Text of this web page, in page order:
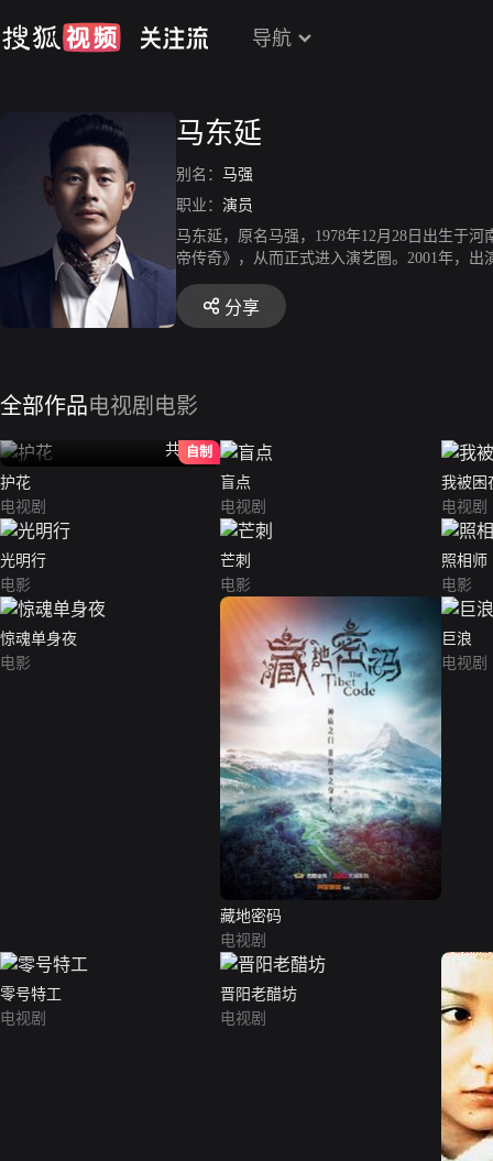
导航
马东延
别名： 马强
职业： 演员
马东延，原名马强，1978年12月28日出生于
帝传奇》，从而正式进入演艺圈。2001年，
注。
分享
全部作品电视剧 电影
共24全
自制
护花
电视剧
盲点
电视剧
我被困
电视剧
光明行
电影
芒刺
电影
照相师
电影
惊魂单身夜
电影
藏地密码
电视剧
巨浪
电视剧
零号特工
电视剧
晋阳老醋坊
电视剧